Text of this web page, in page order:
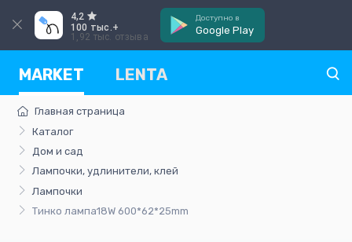
4,2
100 тыс.+
1,92 тыс. отзыва
Доступно в
Google Play
MARKET LENTA
Главная страница
Каталог
Дом и сад
Лампочки, удлинители, клей
Лампочки
Тинко лампа18W 600*62*25mm